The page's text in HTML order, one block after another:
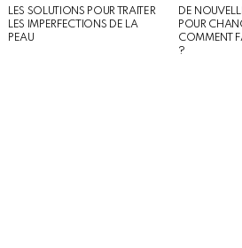
LES SOLUTIONS POUR TRAITER
LES IMPERFECTIONS DE LA
PEAU
DE
POUR
COMMENT
?